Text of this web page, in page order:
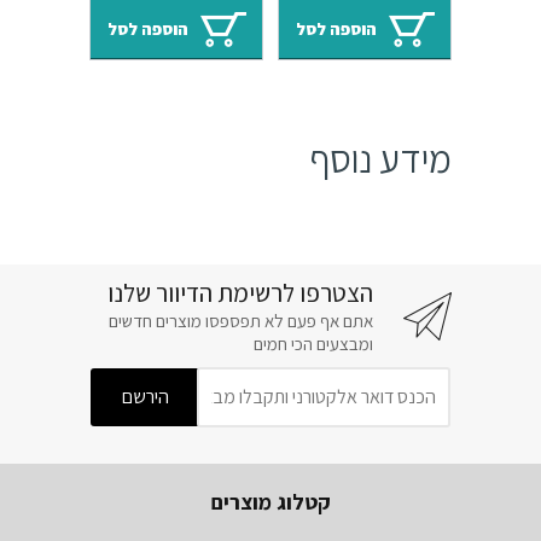
היה:
₪60.
הוא:
₪50.
הוספה לסל
היה:
₪38.
הוא:
₪32.
הוספה לסל
מידע נוסף
הצטרפו לרשימת הדיוור שלנו
אתם אף פעם לא תפספסו מוצרים חדשים
ומבצעים הכי חמים
קטלוג מוצרים